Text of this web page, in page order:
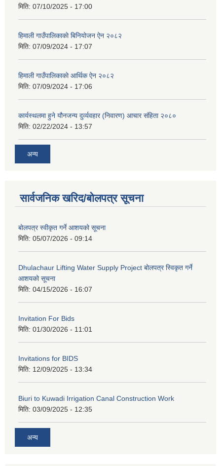
मिति: 07/10/2025 - 17:00
हिमाली गाउँपालिकाकाे बिनियोजन ऐन २०८२
मिति: 07/09/2024 - 17:07
हिमाली गाउँपालिकाकाे आर्थिक ऐन २०८२
मिति: 07/09/2024 - 17:06
कार्यस्थलमा हुने यौनजन्य दुर्व्यवहार (निवारण) आचार संहिता २०८०
मिति: 02/22/2024 - 13:57
अन्य
सार्वजनिक खरिद/बोलपत्र सूचना
बोलपत्र स्वीकृत गर्ने आशयको सूचना
मिति: 05/07/2026 - 09:14
Dhulachaur Lifting Water Supply Project बोलपत्र स्विकृत गर्ने
आशयको सूचना
मिति: 04/15/2026 - 16:07
Invitation For Bids
मिति: 01/30/2026 - 11:01
Invitations for BIDS
मिति: 12/09/2025 - 13:34
Biuri to Kuwadi Irrigation Canal Construction Work
मिति: 03/09/2025 - 12:35
अन्य